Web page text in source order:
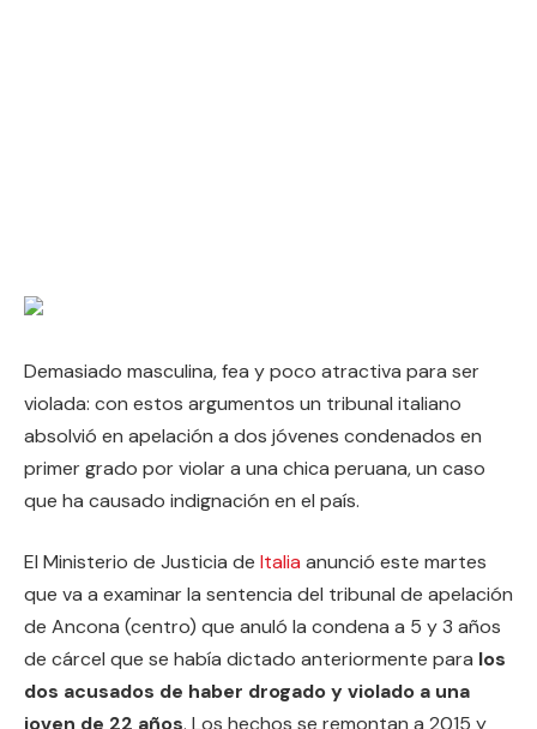
Demasiado masculina, fea y poco atractiva para ser
violada: con estos argumentos un tribunal italiano
absolvió en apelación a dos jóvenes condenados en
primer grado por violar a una chica peruana, un caso
que ha causado indignación en el país.
El Ministerio de Justicia de Italia anunció este martes
que va a examinar la sentencia del tribunal de apelación
de Ancona (centro) que anuló la condena a 5 y 3 años
de cárcel que se había dictado anteriormente para los
dos acusados de haber drogado y violado a una
joven de 22 años. Los hechos se remontan a 2015 y